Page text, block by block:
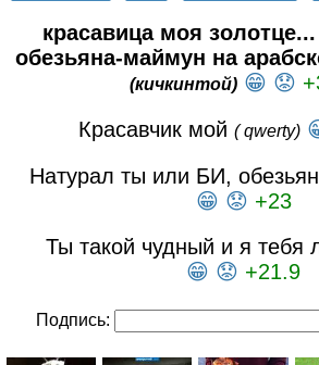
красавица моя
обезьяна-маймун на
(кичкинтой) 😁 😟
Красавчик мой ( qwerty)
Натурал ты или БИ,
😁 😟 +23
Ты такой чудный и я тебя
😁 😟 +21.9
Подпись: